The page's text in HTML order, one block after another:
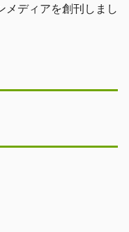
メディアを創刊しまし